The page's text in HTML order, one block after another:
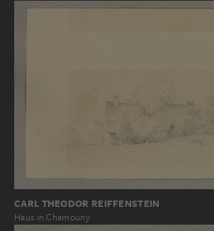
CARL THEODOR REIFFENSTEIN
Haus in Chamouny